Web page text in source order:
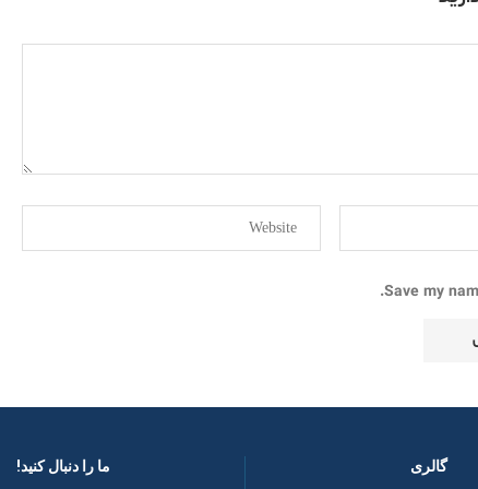
Save my
گالری ما را دنبال کنید! ​